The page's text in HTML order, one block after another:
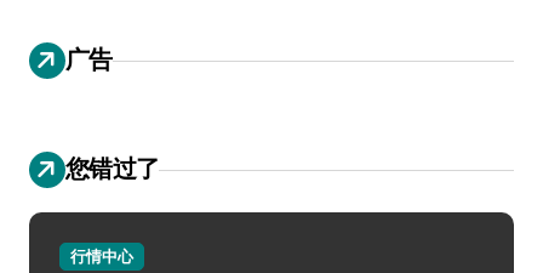
广告
您错过了
行情中心